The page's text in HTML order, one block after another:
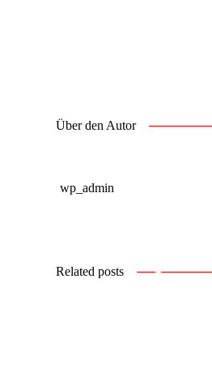
Über den Autor
wp_admin
Related posts